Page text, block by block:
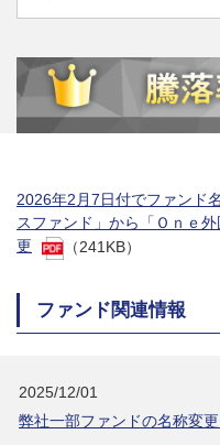
2026年2月7日付でファンド
スファンド」から「Ｏｎｅ
更
（241KB）
ファンド関連情報
2025/12/01
弊社一部ファンドの名称変